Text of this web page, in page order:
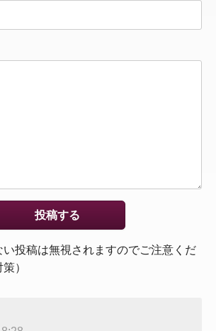
い投稿は無視されますのでご注意くだ
）